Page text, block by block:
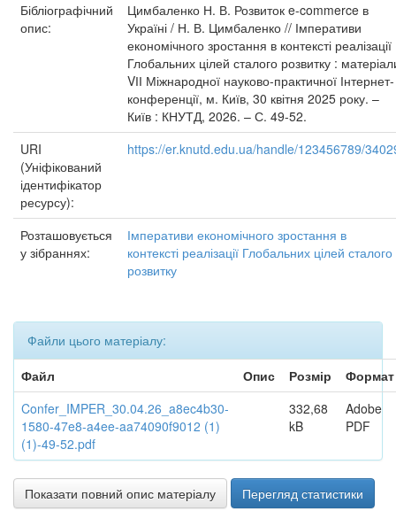
Бібліографічний
опис:
Цимбаленко Н. В. Розвиток e-commerce в
Україні / Н. В. Цимбаленко // Імперативи
економічного зростання в контексті реалізації
Глобальних цілей сталого розвитку :
VІІ Міжнародної науково-практичної Інтернет-
конференції, м. Київ, 30 квітня 2025 року. –
Київ : КНУТД, 2026. – С. 49-52.
URI
(Уніфікований
ідентифікатор
ресурсу):
https://er.knutd.edu.ua/handle/123456789/
Розташовується
у зібраннях:
Імперативи економічного зростання в
контексті реалізації Глобальних цілей сталого
розвитку
Файли цього матеріалу:
Файл
Опис Розмір
Формат
Confer_IMPER_30.04.26_a8ec4b30-
1580-47e8-a4ee-aa74090f9012 (1)
(1)-49-52.pdf
332,68
kB
Adobe
PDF
Показати повний опис матеріалу Перегляд статистики